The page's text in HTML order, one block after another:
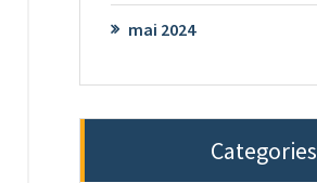
mai 2024
Categories